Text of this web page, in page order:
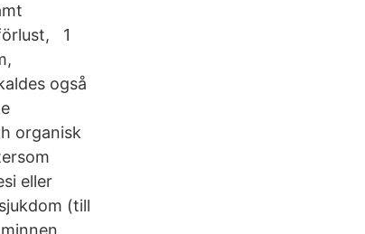
1
også
organisk
eller
(till